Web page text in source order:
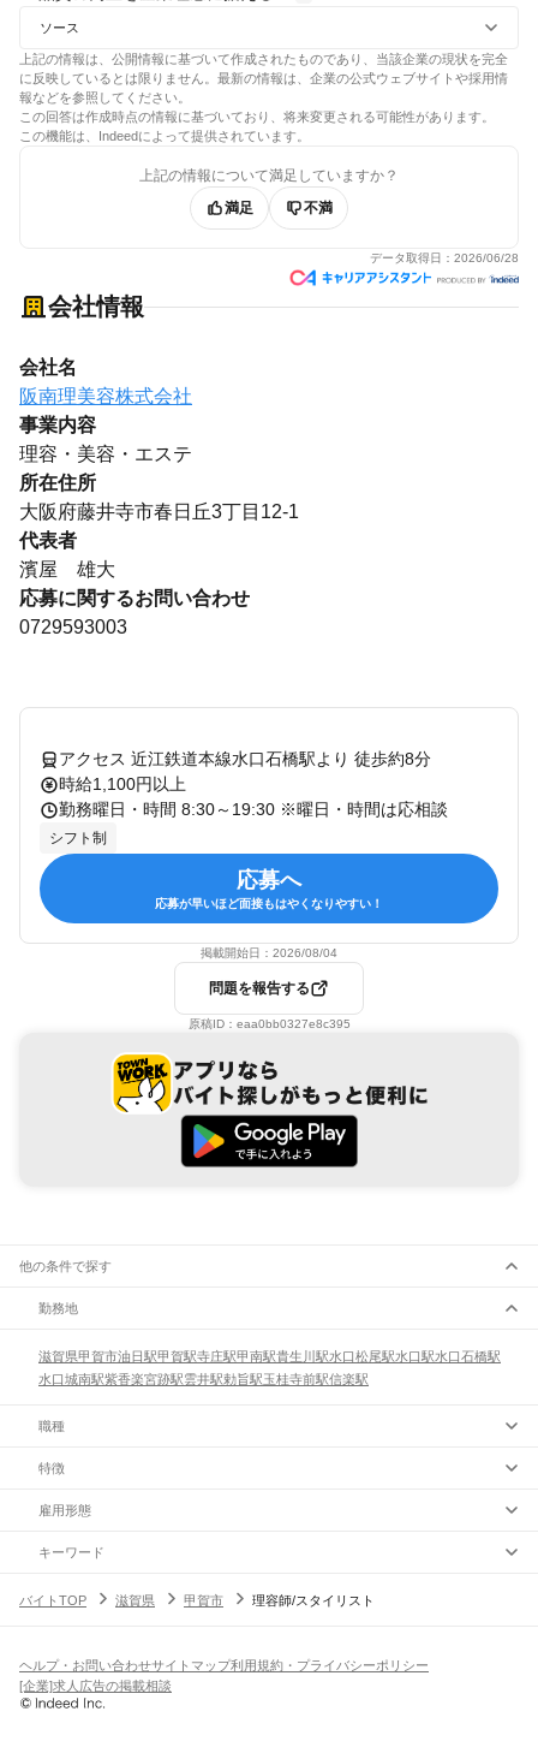
ソース
上記の情報は、公開情報に基づいて作成されたものであり、当該企業の現状を完全
に反映しているとは限りません。最新の情報は、企業の公式ウェブサイトや採用情
報などを参照してください。
この回答は作成時点の情報に基づいており、将来変更される可能性があります。
この機能は、Indeedによって提供されています。
上記の情報について満足していますか？
満足
不満
データ取得日： 2026/06/28
会社情報
会社名
阪南理美容株式会社
事業内容
理容・美容・エステ
所在住所
大阪府藤井寺市春日丘3丁目12-1
代表者
濱屋 雄大
応募に関するお問い合わせ
0729593003
アクセス 近江鉄道本線水口石橋駅より 徒歩約8分
時給1,100円以上
勤務曜日・時間 8:30～19:30 ※曜日・時間は応相談
シフト制
応募へ
応募が早いほど面接もはやくなりやすい！
掲載開始日： 2026/08/04
問題を報告する
原稿ID： eaa0bb0327e8c395
他の条件で探す
勤務地
滋賀県甲賀市油日駅甲賀駅寺庄駅甲南駅貴生川駅水口松尾駅水口駅水口石橋駅
水口城南駅紫香楽宮跡駅雲井駅勅旨駅玉桂寺前駅信楽駅
職種
特徴
雇用形態
キーワード
バイトTOP 滋賀県 甲賀市 理容師/スタイリスト
ヘルプ・お問い合わせサイトマップ利用規約・プライバシーポリシー
[企業]求人広告の掲載相談